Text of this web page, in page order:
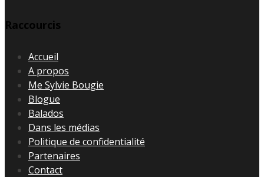
Raccourcis
Accueil
A propos
Me Sylvie Bougie
Blogue
Balados
Dans les médias
Politique de confidentialité
Partenaires
Contact